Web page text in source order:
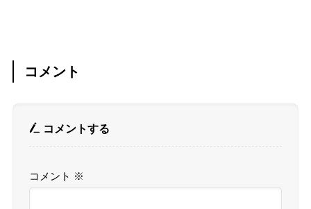
コメント
コメントする
コメント ※